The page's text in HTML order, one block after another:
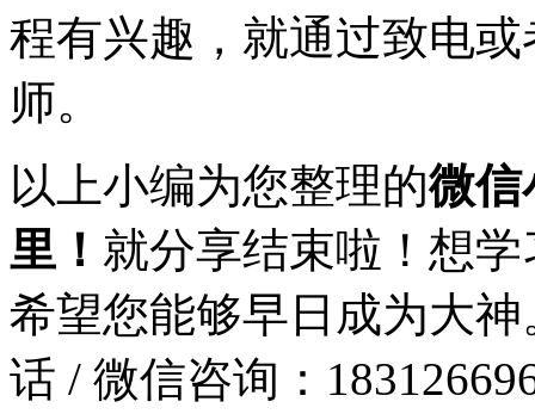
程有兴趣，就通过致电
师。
以上小编为您整理的微信
里！ 就分享结束啦！想
希望您能够早日成为大
话 / 微信咨询：